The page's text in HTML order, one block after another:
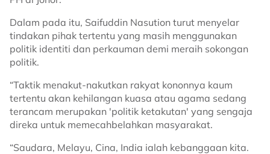
Dalam pada itu, Saifuddin Nasution turut menyelar
tindakan pihak tertentu yang masih menggunakan
politik identiti dan perkauman demi meraih sokongan
politik.
“Taktik menakut-nakutkan rakyat kononnya kaum
tertentu akan kehilangan kuasa atau agama sedang
terancam merupakan 'politik ketakutan' yang sengaja
direka untuk memecahbelahkan masyarakat.
“Saudara, Melayu, Cina, India ialah kebanggaan kita.